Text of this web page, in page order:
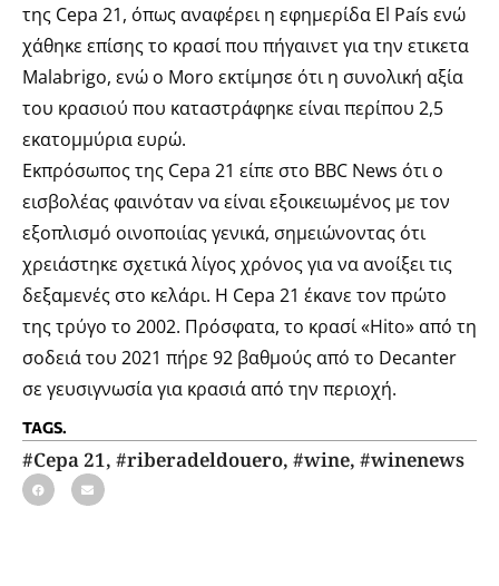
της Cepa 21, όπως αναφέρει η εφημερίδα El País ενώ
χάθηκε επίσης το κρασί που πήγαινετ για την ετικετα
Malabrigo, ενώ ο Moro εκτίμησε ότι η συνολική αξία
του κρασιού που καταστράφηκε είναι περίπου 2,5
εκατομμύρια ευρώ.
Eκπρόσωπος της Cepa 21 είπε στο BBC News ότι ο
εισβολέας φαινόταν να είναι εξοικειωμένος με τον
εξοπλισμό οινοποιίας γενικά, σημειώνοντας ότι
χρειάστηκε σχετικά λίγος χρόνος για να ανοίξει τις
δεξαμενές στο κελάρι. Η Cepa 21 έκανε τον πρώτο
της τρύγο το 2002. Πρόσφατα, το κρασί «Hito» από τη
σοδειά του 2021 πήρε 92 βαθμούς από το Decanter
σε γευσιγνωσία για κρασιά από την περιοχή.
TAGS.
#Cepa 21, #riberadeldouero, #wine, #winenews